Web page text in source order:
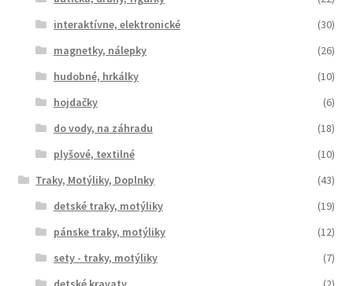
interaktívne, elektronické
(30)
magnetky, nálepky
(26)
hudobné, hrkálky
(10)
hojdačky
(6)
do vody, na záhradu
(18)
plyšové, textilné
(10)
Traky, Motýliky, Doplnky
(43)
detské traky, motýliky
(19)
pánske traky, motýliky
(12)
sety - traky, motýliky
(7)